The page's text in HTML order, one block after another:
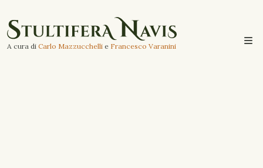
A cura di Carlo Mazzucchelli e Francesco Varanini